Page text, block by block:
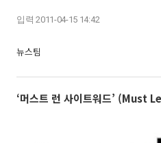
입력 2011-04-15 14:42
뉴스팀
‘머스트 런 사이트워드’ (Must